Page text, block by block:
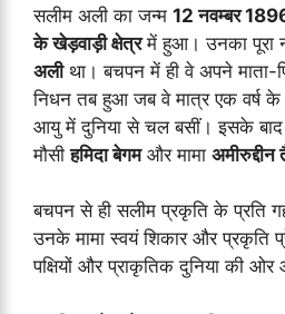
सलीम अली का जन्म 12 नवम्बर
के खेड़वाड़ी क्षेत्रमें हुआ। उनका पूरा
अलीथा। बचपन में ही वे अपने माता-
निधन तब हुआ जब वे मात्र एक वर्ष के
आयु में दुनिया से चल बसीं। इसके
मौसीहमिदा बेगमऔर मामा अमीरुद्दीन
बचपन से ही सलीम प्रकृति के प्रति
उनके मामा स्वयं शिकार और प्रकृति
पक्षियों और प्राकृतिक दुनिया की ओर